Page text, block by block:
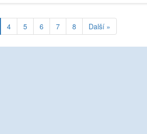
4 5 6 7 8 Další »